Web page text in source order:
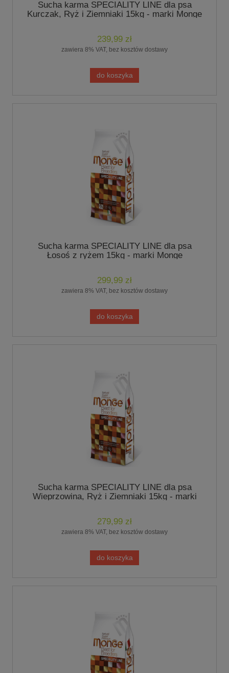
Sucha karma SPECIALITY LINE dla psa
Kurczak, Ryż i Ziemniaki 15kg - marki Monge
239,99 zł
zawiera 8% VAT, bez kosztów dostawy
do koszyka
Sucha karma SPECIALITY LINE dla psa
Łosoś z ryżem 15kg - marki Monge
299,99 zł
zawiera 8% VAT, bez kosztów dostawy
do koszyka
Sucha karma SPECIALITY LINE dla psa
Wieprzowina, Ryż i Ziemniaki 15kg - marki
279,99 zł
zawiera 8% VAT, bez kosztów dostawy
do koszyka